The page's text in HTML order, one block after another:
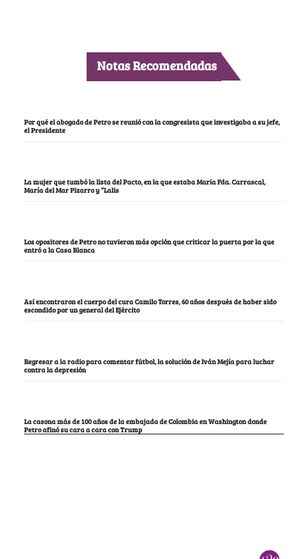
Notas Recomendadas
Por qué el abogado de Petro se reunió con la congresista que investigaba a su jefe,
el Presidente
La mujer que tumbó la lista del Pacto, en la que estaba María Fda. Carrascal,
María del Mar Pizarro y “Lalis
Los opositores de Petro no tuvieron más opción que criticar la puerta por la que
entró a la Casa Blanca
Así encontraron el cuerpo del cura Camilo Torres, 60 años después de haber sido
escondido por un general del Ejército
Regresar a la radio para comentar fútbol, la solución de Iván Mejía para luchar
contra la depresión
La casona más de 100 años de la embajada de Colombia en Washington donde
Petro afinó su cara a cara con Trump